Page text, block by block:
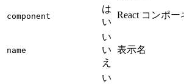
component
は
い
React コンポ
name
い
い
え
表示名
い